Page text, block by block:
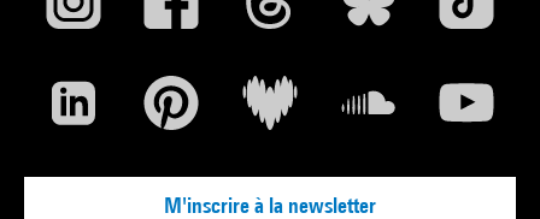
M'inscrire à la newsletter